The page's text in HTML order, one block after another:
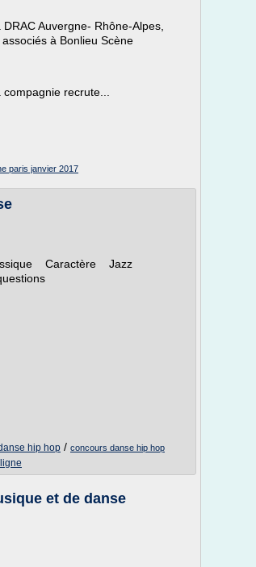
Auvergne- Rhône-Alpes,
à Bonlieu Scène
recrute...
paris janvier 2017
Caractère Jazz
hip hop / concours danse hip hop
et de danse